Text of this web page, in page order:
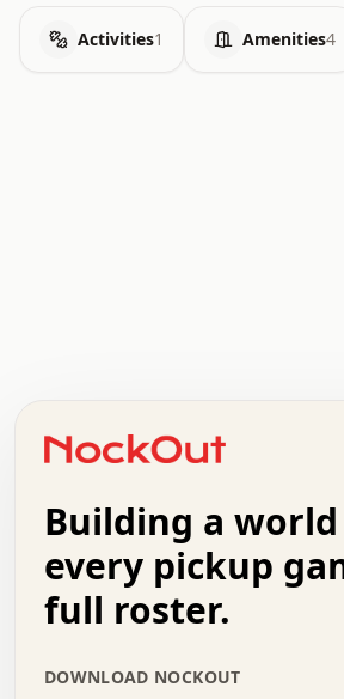
Activities1 Amenities4
+   .   .   .   .   .   .   .
.   .   .   .   .   .   .   .
.   .   .   .   +   .   .   .
.   :   .   .   .   .   .   .
.   .   x   .   .   .   .   .
.   .   .   .   :   .   .   .
.   .   .   .   .   .   .   :
Building a
every pickup
full roster.
DOWNLOAD NOCKOUT